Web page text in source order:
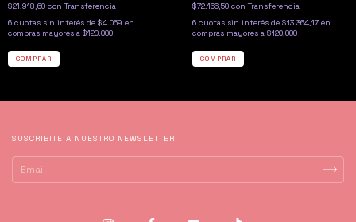
$21.918,60 con Transferencia
6 cuotas sin interés de $4.059
$72.166,50 con Transferencia
6 cuotas sin interés de $13.364,17
SUSCRIBITE A NUESTRO NEWSLETTER